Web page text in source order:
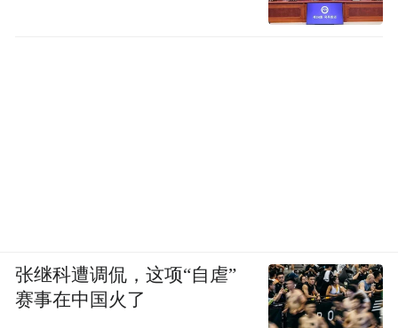
张继科遭调侃，这项“自虐”
赛事在中国火了